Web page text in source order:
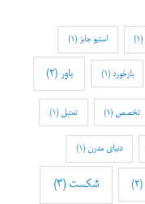
(1) استیو جابز (1)
بازخورد (1) باور (2)
تخصص (1) تمثیل (1)
دنیای مدرن (1)
(2) شکست (3)